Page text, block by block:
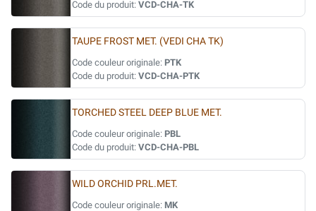
Code du produit: VCD-CHA-TK
TAUPE FROST MET. (VEDI CHA TK)
Code couleur originale: PTK
Code du produit: VCD-CHA-PTK
TORCHED STEEL DEEP BLUE MET.
Code couleur originale: PBL
Code du produit: VCD-CHA-PBL
WILD ORCHID PRL.MET.
Code couleur originale: MK